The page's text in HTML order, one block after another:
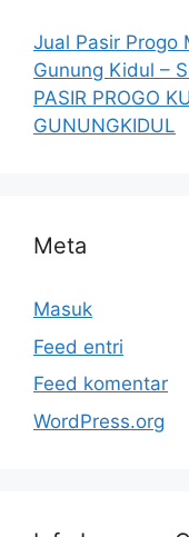
Jual Pasir Progo
Gunung Kidul –
PASIR PROGO
GUNUNGKIDUL
Meta
Masuk
Feed entri
Feed komentar
WordPress.org